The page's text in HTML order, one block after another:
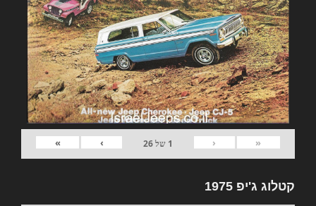
«
‹
1 של26
›
»
קטלוג ג'יפ 1975